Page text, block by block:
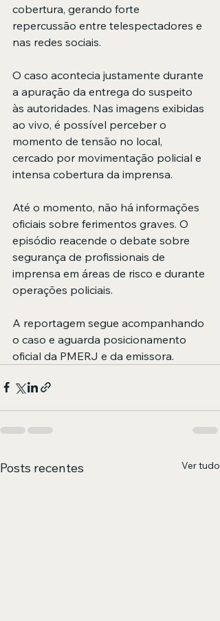
cobertura, gerando forte
repercussão entre telespectadores e
nas redes sociais.
O caso acontecia justamente durante
a apuração da entrega do suspeito
às autoridades. Nas imagens exibidas
ao vivo, é possível perceber o
momento de tensão no local,
cercado por movimentação policial e
intensa cobertura da imprensa.
Até o momento, não há informações
oficiais sobre ferimentos graves. O
episódio reacende o debate sobre
segurança de profissionais de
imprensa em áreas de risco e durante
operações policiais.
A reportagem segue acompanhando
o caso e aguarda posicionamento
oficial da PMERJ e da emissora.
Posts recentes Ver tudo